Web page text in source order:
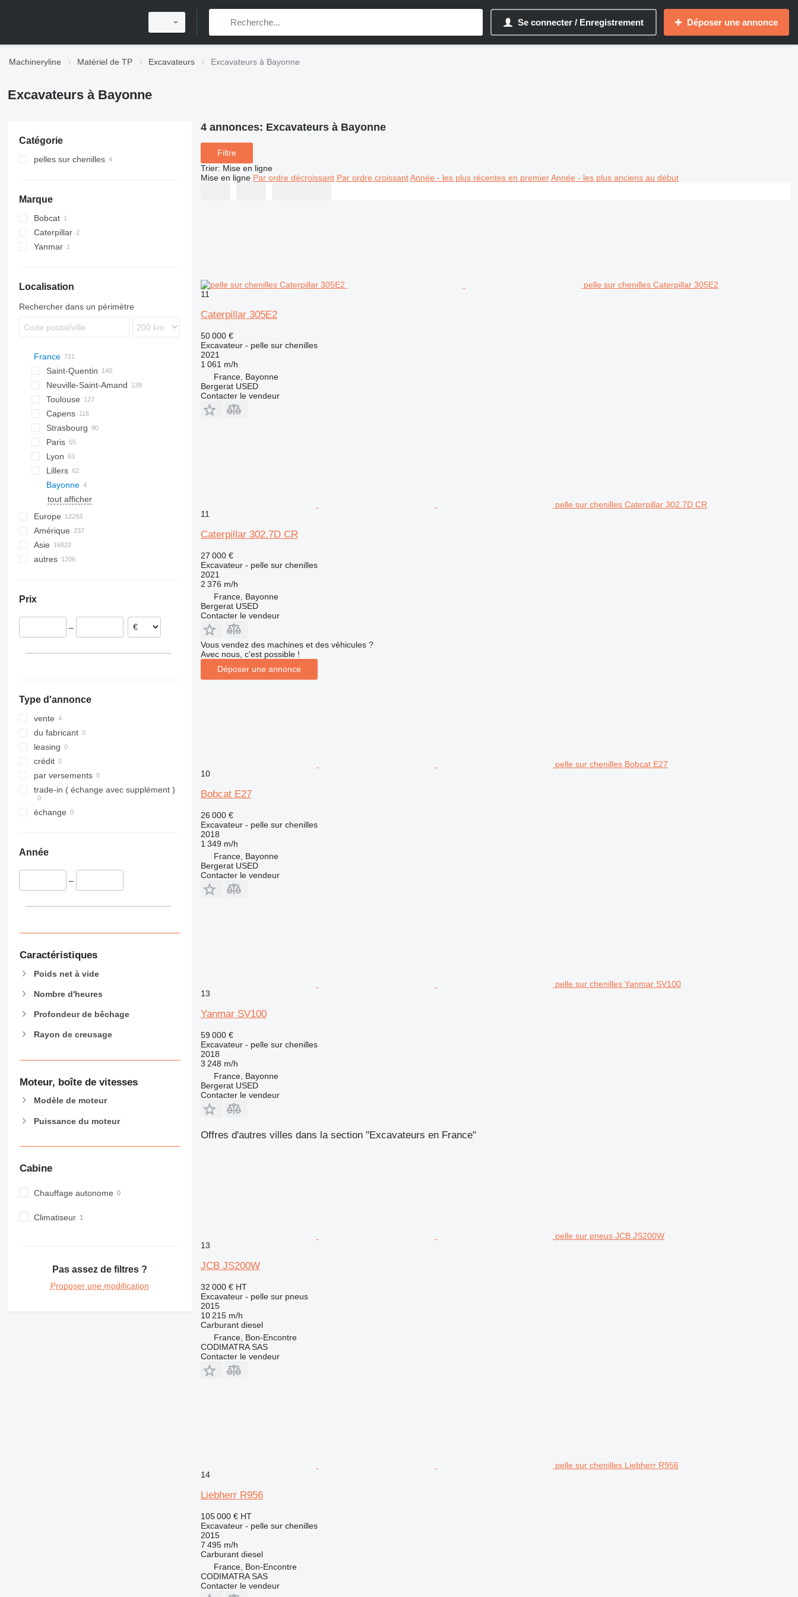
Se connecter / Enregistrement Déposer une annonce
Machineryline Matériel de TP Excavateurs Excavateurs à Bayonne
Excavateurs à Bayonne
Catégorie
pelles sur chenilles
Marque
Bobcat
E series
Caterpillar
302
Yanmar
Localisation
Rechercher dans un périmètre
France
Saint-Quentin
Neuville-Saint-Amand
Toulouse
Capens
Strasbourg
Paris
Lyon
Lillers
Bayonne
tout afficher
Europe
Pays-Bas
Allemagne
Pologne
Italie
Belgique
Amérique
Mexique
États-Unis
Asie
Chine
Turquie
Géorgie
autres
Pérou
Colombie
Prix
–
Type d'annonce
vente
du fabricant
leasing
crédit
par versements
trade-in ( échange avec supplément )
échange
Année
–
Caractéristiques
Poids net à vide
Nombre d'heures
Profondeur de bêchage
Rayon de creusage
Moteur, boîte de vitesses
Modèle de moteur
Puissance du moteur
Cabine
Chauffage autonome
Climatiseur
Pas assez de filtres ?
Proposer une modification
4 annonces: Excavateurs à Bayonne
Filtre
Trier: Mise en ligne
Mise en ligne Par ordre décroissant Par ordre croissant Année - les plus récentes en premier Année - les plus anciens au début
pelle sur chenilles Caterpillar 305E2
11
Caterpillar 305E2
50 000 €
Excavateur - pelle sur chenilles
2021
1 061 m/h
France, Bayonne
Bergerat USED
Contacter le vendeur
pelle sur chenilles Caterpillar 302.7D CR
11
Caterpillar 302.7D CR
27 000 €
Excavateur - pelle sur chenilles
2021
2 376 m/h
France, Bayonne
Bergerat USED
Contacter le vendeur
Vous vendez des machines et des véhicules ?
Avec nous, c'est possible !
Déposer une annonce
pelle sur chenilles Bobcat E27
10
Bobcat E27
26 000 €
Excavateur - pelle sur chenilles
2018
1 349 m/h
France, Bayonne
Bergerat USED
Contacter le vendeur
pelle sur chenilles Yanmar SV100
13
Yanmar SV100
59 000 €
Excavateur - pelle sur chenilles
2018
3 248 m/h
France, Bayonne
Bergerat USED
Contacter le vendeur
Offres d'autres villes dans la section "Excavateurs en France"
pelle sur pneus JCB JS200W
13
JCB JS200W
32 000 € HT
Excavateur - pelle sur pneus
2015
10 215 m/h
Carburant diesel
France, Bon-Encontre
CODIMATRA SAS
Contacter le vendeur
pelle sur chenilles Liebherr R956
14
Liebherr R956
105 000 € HT
Excavateur - pelle sur chenilles
2015
7 495 m/h
Carburant diesel
France, Bon-Encontre
CODIMATRA SAS
Contacter le vendeur